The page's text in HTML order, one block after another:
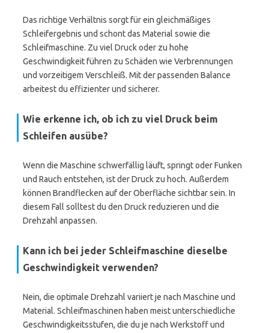
Das richtige Verhältnis sorgt für ein gleichmäßiges
Schleifergebnis und schont das Material sowie die
Schleifmaschine. Zu viel Druck oder zu hohe
Geschwindigkeit führen zu Schäden wie Verbrennungen
und vorzeitigem Verschleiß. Mit der passenden Balance
arbeitest du effizienter und sicherer.
Wie erkenne ich, ob ich zu viel Druck beim
Schleifen ausübe?
Wenn die Maschine schwerfällig läuft, springt oder Funken
und Rauch entstehen, ist der Druck zu hoch. Außerdem
können Brandflecken auf der Oberfläche sichtbar sein. In
diesem Fall solltest du den Druck reduzieren und die
Drehzahl anpassen.
Kann ich bei jeder Schleifmaschine dieselbe
Geschwindigkeit verwenden?
Nein, die optimale Drehzahl variiert je nach Maschine und
Material. Schleifmaschinen haben meist unterschiedliche
Geschwindigkeitsstufen, die du je nach Werkstoff und